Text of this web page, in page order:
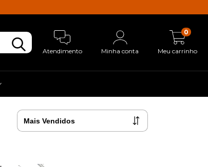
Atendimento Minha conta Meu carrinho
0